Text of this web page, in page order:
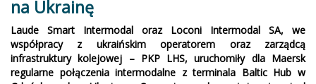
na Ukrainę
Laude Smart Intermodal oraz Loconi Intermodal SA, we
współpracy z ukraińskim operatorem oraz zarządcą
infrastruktury kolejowej – PKP LHS, uruchomiły dla Maersk
regularne połączenia intermodalne z terminala Baltic Hub w